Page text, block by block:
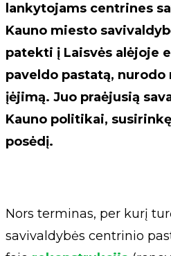
lankytojams centrines
Kauno miesto
patekti į Laisvės alėjoje
paveldo pastatą,
įėjimą. Juo praėjusią
Kauno politikai,
posėdį.
Nors terminas, per kurį
savivaldybės centrinio